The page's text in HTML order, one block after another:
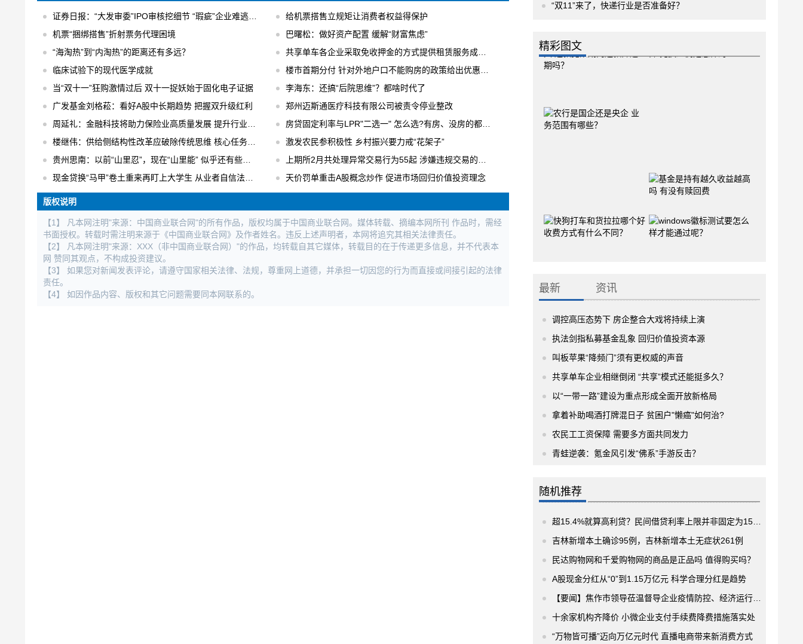
证券日报：“大发审委”IPO审核挖细节 “瑕疵”企业难逃法眼
给机票搭售立规矩让消费者权益得保护
机票“捆绑搭售”折射票务代理困境
巴曙松：做好资产配置 缓解“财富焦虑”
“海淘热”到“内淘热”的距离还有多远？
共享单车各企业采取免收押金的方式提供租赁服务成主流
临床试验下的现代医学成就
楼市首期分付 针对外地户口不能购房的政策给出优惠办法
当“双十一”狂购激情过后 双十一捉妖始于固化电子证据
李海东：还搞“后院思维”？都啥时代了
广发基金刘格菘：看好A股中长期趋势 把握双升级红利
郑州迈斯通医疗科技有限公司被责令停业整改
周延礼：金融科技将助力保险业高质量发展 提升行业业务效率
房贷固定利率与LPR"二选一" 怎么选?有房、没房的都要会算
楼继伟：供给侧结构性改革应破除传统思维 核心任务是“三去一降一补”
激发农民参积极性 乡村振兴要力戒“花架子”
贵州思南：以前“山里忍”，现在“山里能” 似乎还有些不适应
上期所2月共处理异常交易行为55起 涉嫌违规交易的行为进行立案调查
现金贷换“马甲”卷土重来再盯上大学生 从业者自信法规完全管不着
天价罚单重击A股概念炒作 促进市场回归价值投资理念
版权说明
【1】 凡本网注明"来源：中国商业联合网"的所有作品，版权均属于中国商业联合网。媒体转载、摘编本网所刊 作品时，需经
书面授权。转载时需注明来源于《中国商业联合网》及作者姓名。违反上述声明者，本网将追究其相关法律责任。
【2】 凡本网注明"来源：XXX（非中国商业联合网）"的作品，均转载自其它媒体，转载目的在于传递更多信息，并不代表本
网 赞同其观点，不构成投资建议。
【3】 如果您对新闻发表评论，请遵守国家相关法律、法规，尊重网上道德，并承担一切因您的行为而直接或间接引起的法律
责任。
【4】 如因作品内容、版权和其它问题需要同本网联系的。
“双11”来了，快递行业是否准备好？
精彩图文
最新 资讯
调控高压态势下 房企整合大戏将持续上演
执法剑指私募基金乱象 回归价值投资本源
叫板苹果“降频门”须有更权威的声音
共享单车企业相继倒闭 “共享”模式还能挺多久？
以“一带一路”建设为重点形成全面开放新格局
拿着补助喝酒打牌混日子 贫困户"懒癌"如何治?
农民工工资保障 需要多方面共同发力
青蛙逆袭：氪金风引发“佛系”手游反击？
随机推荐
超15.4%就算高利贷？民间借贷利率上限并非固定为15.4%
吉林新增本土确诊95例，吉林新增本土无症状261例
民达购物网和千爱购物网的商品是正品吗 值得购买吗？
A股现金分红从“0”到1.15万亿元 科学合理分红是趋势
【要闻】焦作市领导莅温督导企业疫情防控、经济运行和要素保障工作
十余家机构齐降价 小微企业支付手续费降费措施落实处
“万物皆可播”迈向万亿元时代 直播电商带来新消费方式